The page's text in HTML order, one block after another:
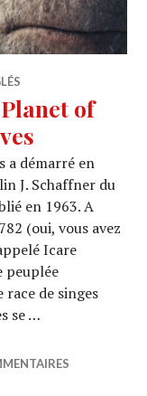
of
a démarré en
J. Schaffner du
en 1963. A
(oui, vous avez
Icare
peuplée
de singes
se …
the Planet of the